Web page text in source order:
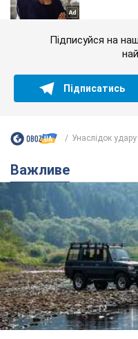
Підписуйся на
Підписатись
Унаслідок удару
Важливе